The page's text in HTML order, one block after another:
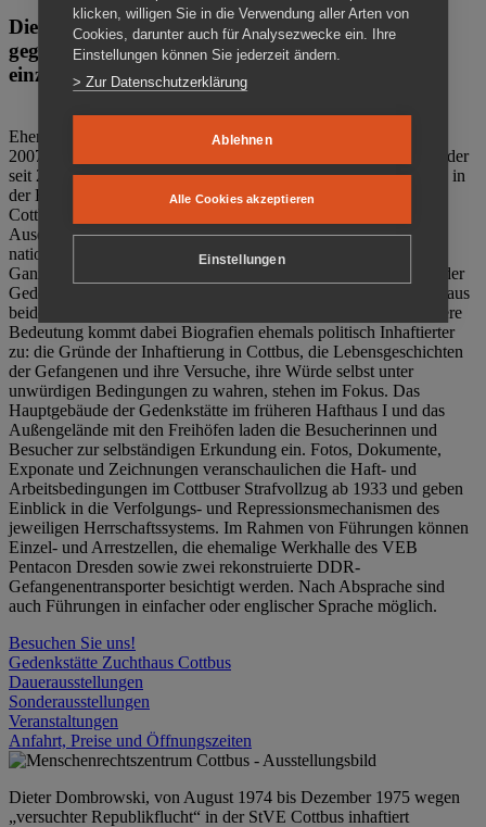
Die Gedenkstätte Zuchthaus Cottbus ist ein Ort
gegen das Vergessen. Anschaulich, nah und
einzigartig.
Ehemalige politische Häftlinge der DDR gründeten im Oktober
2007 den Verein Menschenrechtszentrum Cottbus e. V. (MRZ), der
seit 2011 Eigentümer des ehemaligen Gefängnisses (1860-2002) in
der Bautzener Straße und Träger der Gedenkstätte Zuchthaus
Cottbus ist. Im Zentrum der Arbeit der Gedenkstätte steht die
Auseinandersetzung mit politischem Unrecht während der
nationalsozialistischen Terrorherrschaft und der SED-Diktatur.
Ganzjährig zeigen mehrere Dauer- und Sonderausstellungen in der
Gedenkstätte Zuchthaus Cottbus Beispiele politischen Unrechts aus
beiden deutschen Diktaturen des 20. Jahrhunderts. Eine besondere
Bedeutung kommt dabei Biografien ehemals politisch Inhaftierter
zu: die Gründe der Inhaftierung in Cottbus, die Lebensgeschichten
der Gefangenen und ihre Versuche, ihre Würde selbst unter
unwürdigen Bedingungen zu wahren, stehen im Fokus. Das
Hauptgebäude der Gedenkstätte im früheren Hafthaus I und das
Außengelände mit den Freihöfen laden die Besucherinnen und
Besucher zur selbständigen Erkundung ein. Fotos, Dokumente,
Exponate und Zeichnungen veranschaulichen die Haft- und
Arbeitsbedingungen im Cottbuser Strafvollzug ab 1933 und geben
Einblick in die Verfolgungs- und Repressionsmechanismen des
jeweiligen Herrschaftssystems. Im Rahmen von Führungen können
Einzel- und Arrestzellen, die ehemalige Werkhalle des VEB
Pentacon Dresden sowie zwei rekonstruierte DDR-
Gefangenentransporter besichtigt werden. Nach Absprache sind
auch Führungen in einfacher oder englischer Sprache möglich.
Besuchen Sie uns!
Gedenkstätte Zuchthaus Cottbus
Dauerausstellungen
Sonderausstellungen
Veranstaltungen
Anfahrt, Preise und Öffnungszeiten
Dieter Dombrowski, von August 1974 bis Dezember 1975 wegen
„versuchter Republikflucht“ in der StVE Cottbus inhaftiert
klicken, willigen Sie in die Verwendung aller Arten von
Cookies, darunter auch für Analysezwecke ein. Ihre
Einstellungen können Sie jederzeit ändern.
> Zur Datenschutzerklärung
Ablehnen
Alle Cookies akzeptieren
Einstellungen